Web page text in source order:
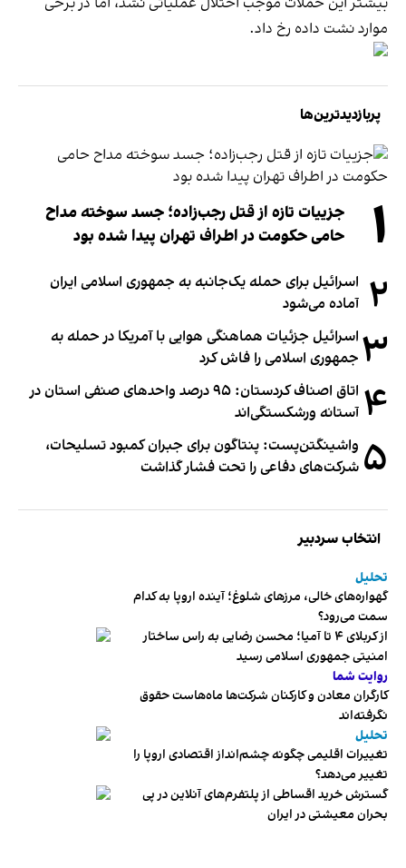
موارد نشت داده رخ داد.
پربازدیدترین‌ها
۱
جزییات تازه از قتل رجب‌زاده؛ جسد سوخته مداح
حامی حکومت در اطراف تهران پیدا شده بود
۲ اسرائیل برای حمله یک‌جانبه به جمهوری اسلامی ایران
آماده می‌شود
۳ اسرائیل جزئیات هماهنگی هوایی با آمریکا در حمله به
جمهوری اسلامی را فاش کرد
۴
اتاق اصناف کردستان: ۹۵ درصد واحدهای صنفی استان در
آستانه ورشکستگی‌اند
۵ واشینگتن‌پست: پنتاگون برای جبران کمبود تسلیحات،
شرکت‌های دفاعی را تحت فشار گذاشت
انتخاب سردبیر
تحلیل
گهواره‌های خالی، مرزهای شلوغ؛ آینده اروپا به کدام
سمت می‌رود؟
از کربلای ۴ تا آمیا؛ محسن رضایی به راس ساختار
امنیتی جمهوری اسلامی رسید
روایت شما
کارگران معادن و کارکنان شرکت‌ها ماه‌هاست حقوق
نگرفته‌اند
تحلیل
تغییرات اقلیمی چگونه چشم‌انداز اقتصادی اروپا را
تغییر می‌دهد؟
گسترش خرید اقساطی از پلتفرم‌های آنلاین در پی
بحران معیشتی در ایران